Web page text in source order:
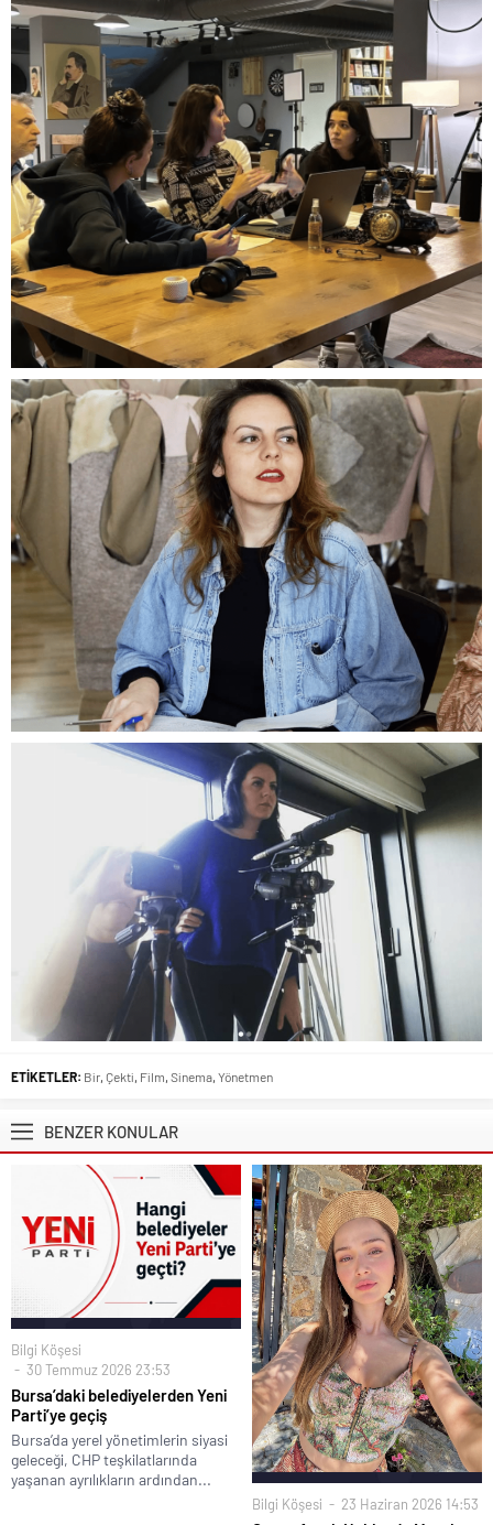
ETİKETLER: Bir, Çekti, Film, Sinema, Yönetmen
BENZER KONULAR
Bilgi Köşesi
30 Temmuz 2026 23:53
Bursa’daki belediyelerden Yeni
Parti’ye geçiş
Bursa’da yerel yönetimlerin siyasi
geleceği, CHP teşkilatlarında
yaşanan ayrılıkların ardından...
Bilgi Köşesi 23 Haziran 2026 14:53